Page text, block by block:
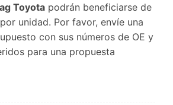
Toyota podrán beneficiarse de
unidad. Por favor, envíe una
con sus números de OE y
para una propuesta